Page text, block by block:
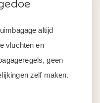
altijd
vluchten en
geen
zelf maken.